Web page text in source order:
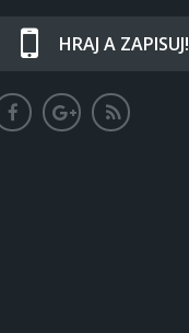
HRAJ A ZAPISUJ!